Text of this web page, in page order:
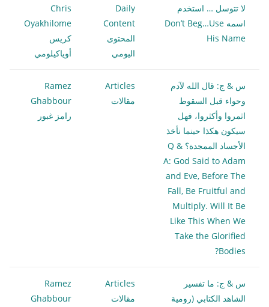
لا تتوسل … استخدم
اسمه Don’t Beg…Use
His Name
Daily
Content
المحتوى
اليومي
Chris
Oyakhilome
كريس
أوياكيلومي
س & ج: قال الله لآدم
وحواء قبل السقوط
اثمروا وأكثروا، فهل
سيكون هكذا حينما نأخذ
الأجساد الممجدة؟ Q &
A: God Said to Adam
and Eve, Before The
Fall, Be Fruitful and
Multiply. Will It Be
Like This When We
Take the Glorified
Bodies?
Articles
مقالات
Ramez
Ghabbour
رامز غبور
س & ج: ما تفسير
الشاهد الكتابي (رومية
Articles
مقالات
Ramez
Ghabbour